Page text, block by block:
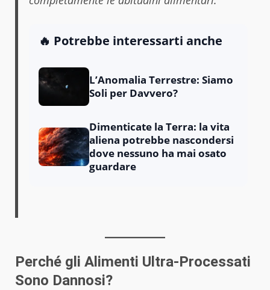
🔥 Potrebbe interessarti anche
L’Anomalia Terrestre: Siamo
Soli per Davvero?
Dimenticate la Terra: la vita
aliena potrebbe nascondersi
dove nessuno ha mai osato
guardare
Perché gli Alimenti Ultra-Processati
Sono Dannosi?